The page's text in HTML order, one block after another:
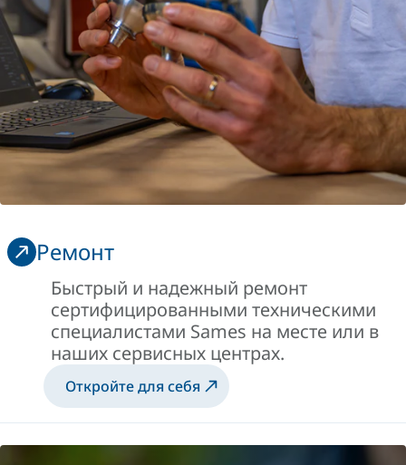
Ремонт
Быстрый и надежный ремонт
сертифицированными техническими
специалистами Sames на месте или в
наших сервисных центрах.
Откройте для себя